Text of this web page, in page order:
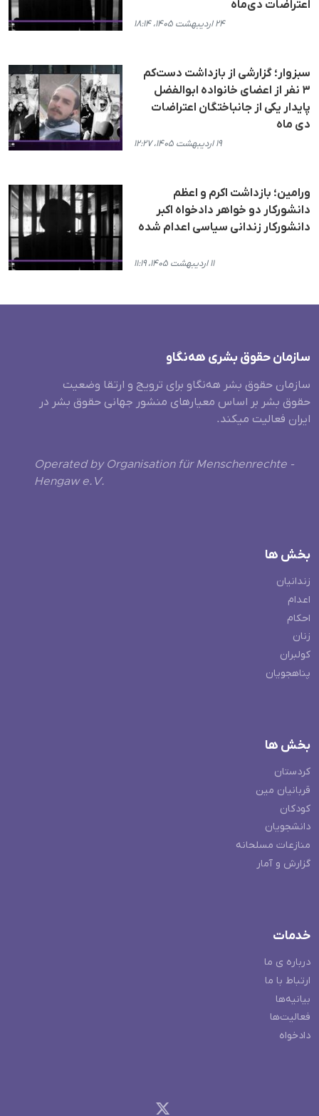
اعتراضات دی‌ماه
۲۴ اردیبهشت ۱۴۰۵، ۱۸:۱۴
سبزوار؛ گزارشی از بازداشت دست‌کم
٣ نفر از اعضای خانواده ابوالفضل
پایدار یکی از جانباختگان اعتراضات
دی ماه
۱۹ اردیبهشت ۱۴۰۵، ۱۲:۲۷
ورامین؛ بازداشت اکرم و اعظم
دانشورکار دو خواهر دادخواه اکبر
دانشورکار زندانی سیاسی اعدام شده
۱۱ اردیبهشت ۱۴۰۵، ۱۱:۱۹
سازمان حقوق بشری هەنگاو
سازمان حقوق بشر هه‌نگاو برای ترویج و ارتقا وضعیت
حقوق بشر بر اساس معیارهای منشور جهانی حقوق بشر در
ایران فعالیت میکند.
Operated by Organisation für Menschenrechte -
Hengaw e.V.
بخش ها
زندانیان
اعدام
احکام
زنان
کولبران
پناهجویان
بخش ها
کردستان
قربانیان مین
کودکان
دانشجویان
منازعات مسلحانه
گزارش و آمار
خدمات
درباره ی ما
ارتباط با ما
بیانیه‌ها
فعالیت‌ها
دادخواه